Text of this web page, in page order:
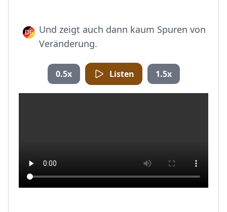
Und zeigt auch dann kaum Spuren von
Veränderung.
0.5x Listen 1.5x